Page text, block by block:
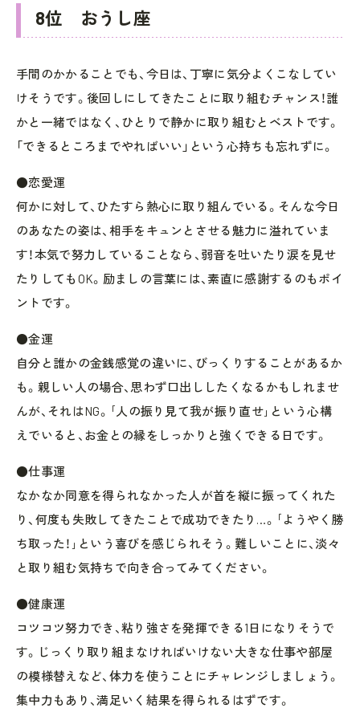
8位 おうし座
手間のかかることでも、今日は、丁寧に気分よくこなしてい
けそうです。後回しにしてきたことに取り組むチャンス！誰
かと一緒ではなく、ひとりで静かに取り組むとベストです。
「できるところまでやればいい」という心持ちも忘れずに。
●恋愛運
何かに対して、ひたすら熱心に取り組んでいる。そんな今日
のあなたの姿は、相手をキュンとさせる魅力に溢れていま
す！本気で努力していることなら、弱音を吐いたり涙を見せ
たりしてもOK。励ましの言葉には、素直に感謝するのもポイ
ントです。
●金運
自分と誰かの金銭感覚の違いに、びっくりすることがあるか
も。親しい人の場合、思わず口出ししたくなるかもしれませ
んが、それはNG。｢人の振り見て我が振り直せ｣という心構
えでいると、お金との縁をしっかりと強くできる日です。
●仕事運
なかなか同意を得られなかった人が首を縦に振ってくれた
り、何度も失敗してきたことで成功できたり…。｢ようやく勝
ち取った！｣という喜びを感じられそう。難しいことに、淡々
と取り組む気持ちで向き合ってみてください。
●健康運
コツコツ努力でき、粘り強さを発揮できる1日になりそうで
す。じっくり取り組まなければいけない大きな仕事や部屋
の模様替えなど、体力を使うことにチャレンジしましょう。
集中力もあり、満足いく結果を得られるはずです。